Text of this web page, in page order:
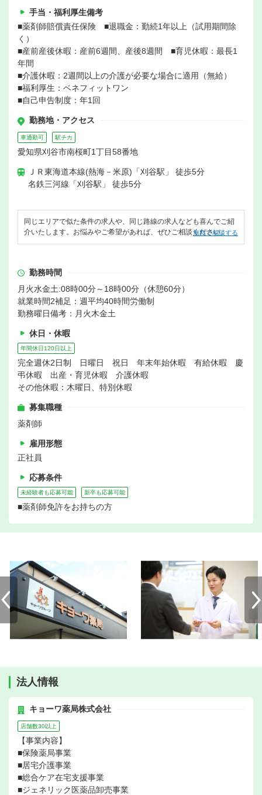
手当・福利厚生備考
■薬剤師賠償責任保険 ■退職金：勤続1年以上（試用期間除
く）
■産前産後休暇：産前6週間、産後8週間 ■育児休暇：最長1
年間
■介護休暇：2週間以上の介護が必要な場合に適用（無給）
■福利厚生：ベネフィットワン
■自己申告制度：年1回
勤務地・アクセス
車通勤可 駅チカ
愛知県刈谷市南桜町1丁目58番地
ＪＲ東海道本線(熱海－米原)「刈谷駅」 徒歩5分
名鉄三河線「刈谷駅」 徒歩5分
同じエリアで似た条件の求人や、同じ路線の求人なども喜んでご紹
介いたします。お悩みやご希望があれば、ぜひご相談ください。
無料で相談する
勤務時間
月火水金土:08時00分～18時00分（休憩60分）
就業時間2補足：週平均40時間労働制
勤務曜日備考：月火木金土
休日・休暇
年間休日120日以上
完全週休2日制 日曜日 祝日 年末年始休暇 有給休暇 慶
弔休暇 出産・育児休暇 介護休暇
その他休暇：木曜日、特別休暇
募集職種
薬剤師
雇用形態
正社員
応募条件
未経験者も応募可能 新卒も応募可能
■薬剤師免許をお持ちの方
法人情報
キョーワ薬局株式会社
店舗数30以上
【事業内容】
■保険薬局事業
■居宅介護事業
■総合ケア在宅支援事業
■ジェネリック医薬品卸売事業